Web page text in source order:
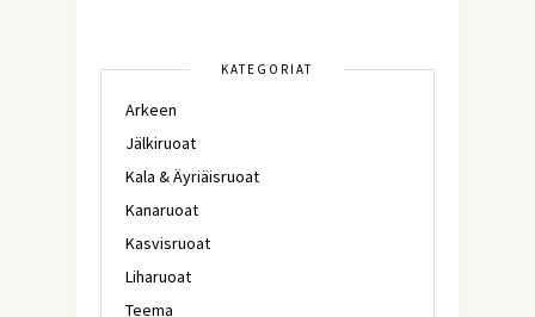
KATEGORIAT
Arkeen
Jälkiruoat
Kala & Äyriäisruoat
Kanaruoat
Kasvisruoat
Liharuoat
Teema